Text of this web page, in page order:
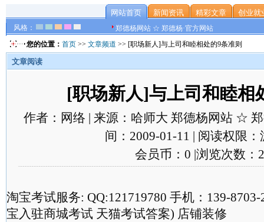
风格：
网站首页 新闻资讯 精彩文章 创业就
郑德杨网站 ☆ 郑德杨·官方网站
您的位置： 首页 >> 文章频道 >> [职场新人]与上司和睦相处的9条准则
文章阅读
[职场新人]与上司和睦相
作者：网络 | 来源：哈师大 郑德杨网站 ☆
间：2009-01-11 | 阅读权限：
会员币：0 |浏览次数：
淘宝考试服务: QQ:121719780 手机：139-
宝入驻商城考试 天猫考试答案) 店铺装修